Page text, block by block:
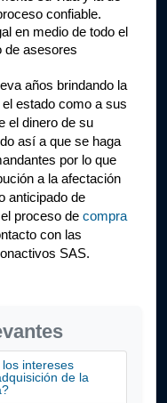
confiable.
en medio de todo el
de asesores
años brindando la
estado como a sus
el dinero de su
así a que se haga
por lo que
a la afectación
anticipado de
proceso de compra
con las
SAS.
intereses
de la